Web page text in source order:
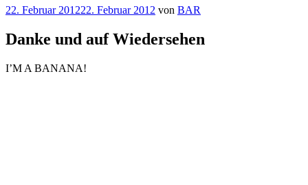
Veröffentlicht
22. Februar 201222. Februar 2012 von BAR
Danke und auf Wiedersehen
I’M A BANANA!